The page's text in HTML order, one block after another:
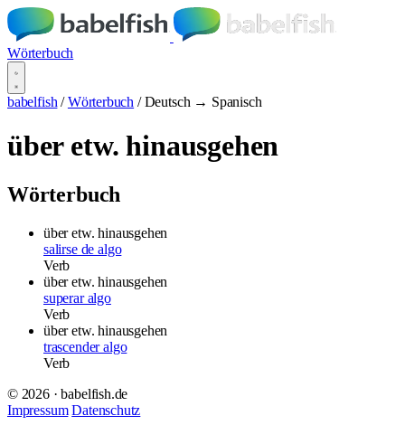
Wörterbuch
babelfish / Wörterbuch / Deutsch → Spanisch
über etw. hinausgehen
Wörterbuch
über etw. hinausgehen
salirse de algo
Verb
über etw. hinausgehen
superar algo
Verb
über etw. hinausgehen
trascender algo
Verb
© 2026 · babelfish.de
Impressum Datenschutz